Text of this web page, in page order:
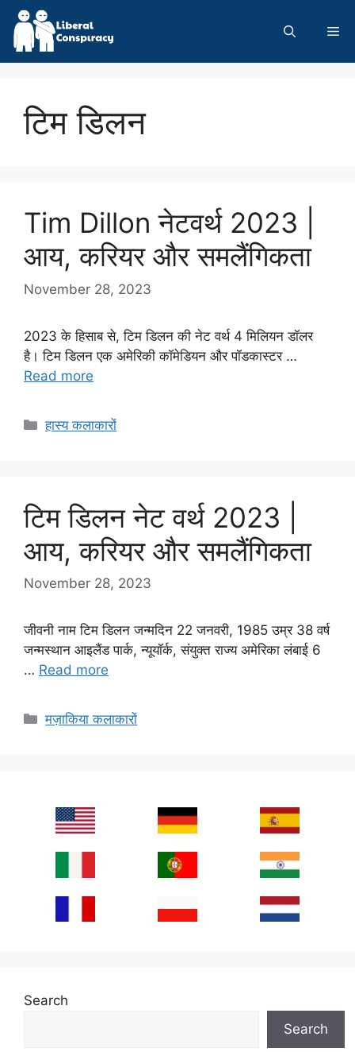
Skip
content
टिम डिलन
Tim Dillon नेटवर्थ 2023 |
आय, करियर और समलैंगिकता
November 28, 2023
2023 के हिसाब से, टिम डिलन की नेट वर्थ 4 मिलियन डॉलर
है। टिम डिलन एक अमेरिकी कॉमेडियन और पॉडकास्टर …
Read more
Categories
हास्य कलाकारों
टिम डिलन नेट वर्थ 2023 |
आय, करियर और समलैंगिकता
November 28, 2023
जीवनी नाम टिम डिलन जन्मदिन 22 जनवरी, 1985 उम्र 38 वर्ष
जन्मस्थान आइलैंड पार्क, न्यूयॉर्क, संयुक्त राज्य अमेरिका लंबाई 6
… Read more
Categories
मज़ाकिया कलाकारों
Search
Search